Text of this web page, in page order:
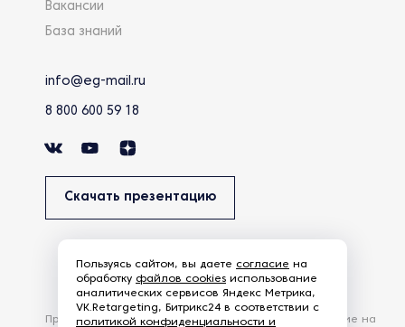
Вакансии
База знаний
info@eg-mail.ru
8 800 600 59 18
Скачать презентацию
Продолжая использовать наш сайт, вы даете согласие на
Пользуясь сайтом, вы даете согласие на
обработку файлов cookies использование
аналитических сервисов Яндекс Метрика,
VK.Retargeting, Битрикс24 в соответствии с
политикой конфиденциальности и